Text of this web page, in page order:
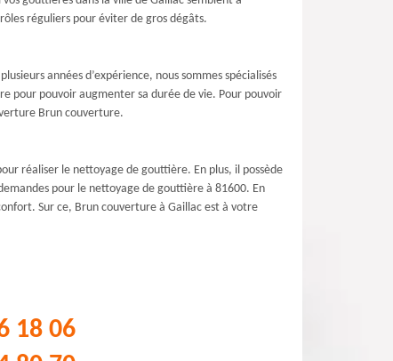
réguliers pour éviter de gros dégâts.
années d’expérience, nous sommes spécialisés
pour pouvoir augmenter sa durée de vie. Pour pouvoir
Brun couverture.
réaliser le nettoyage de gouttière. En plus, il possède
pour le nettoyage de gouttière à 81600. En
Sur ce, Brun couverture à Gaillac est à votre
18 06